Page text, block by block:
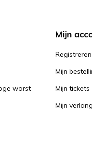
worst
Mijn
Registreren
Mijn
Mijn tickets
Mijn